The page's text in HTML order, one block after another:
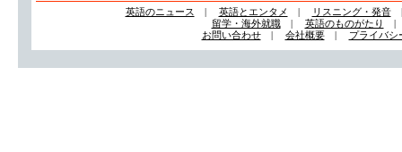
英語のニュース | 英語とエンタメ | リスニング・発音
留学・海外就職| 英語のものがたり
お問い合わせ| 会社概要| プライバシ